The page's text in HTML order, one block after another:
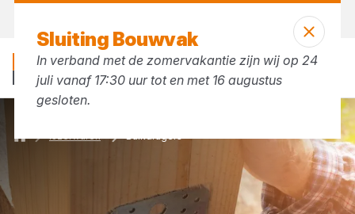
IJzerwaren Balkdragers
Sluiting Bouwvak
In verband met de zomervakantie zijn wij op 24
juli vanaf 17:30 uur tot en met 16 augustus
gesloten.